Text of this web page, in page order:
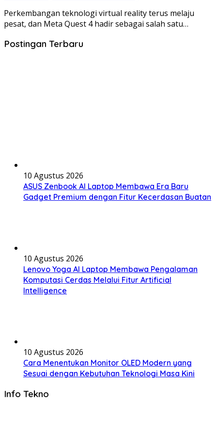
Perkembangan teknologi virtual reality terus melaju
pesat, dan Meta Quest 4 hadir sebagai salah satu…
Postingan Terbaru
10 Agustus 2026
ASUS Zenbook AI Laptop Membawa Era Baru
Gadget Premium dengan Fitur Kecerdasan Buatan
10 Agustus 2026
Lenovo Yoga AI Laptop Membawa Pengalaman
Komputasi Cerdas Melalui Fitur Artificial
Intelligence
10 Agustus 2026
Cara Menentukan Monitor OLED Modern yang
Sesuai dengan Kebutuhan Teknologi Masa Kini
Info Tekno